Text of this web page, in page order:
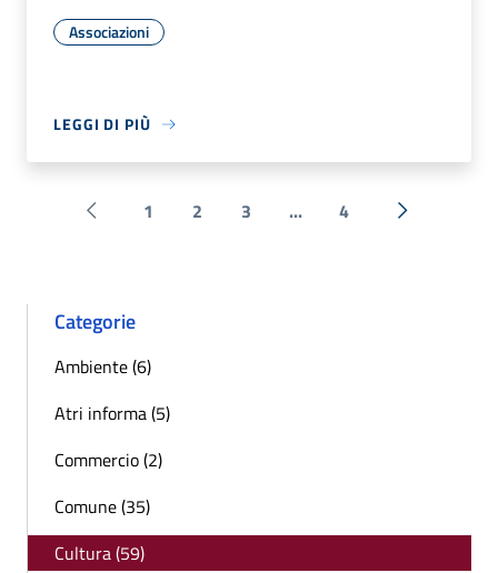
Associazioni
LEGGI DI PIÙ
Pagina precedente
1 2 3 ... 4 Successiva
Categorie
Ambiente (6)
Atri informa (5)
Commercio (2)
Comune (35)
Cultura (59)